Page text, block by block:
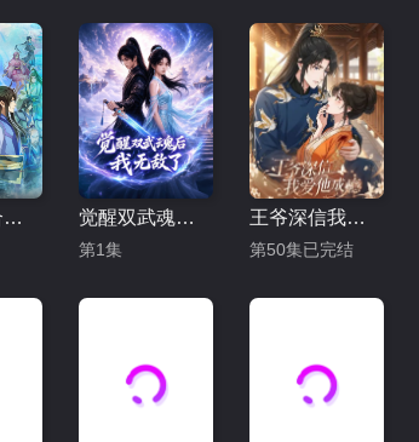
一念永恒合集篇 觉醒双武魂后我无敌了
第1集
王爷深信我爱他成瘾
第50集已完结